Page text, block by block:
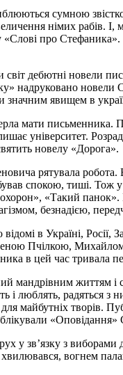
сумною
німих рабів.
про Стефаника».
світ дебютні
надруковано
явищем в
мати письменника.
університет.
новелу «Дорога».
рятувала
спокою, тиші. Тож у
«Такий
безнадією,
в Україні,
Пчілкою,
в цей час тривала
мандрівним життям і
і люблять, радяться з
майбутніх творів.
«Оповідання»
рух у зв’язку з виборами
вогнем